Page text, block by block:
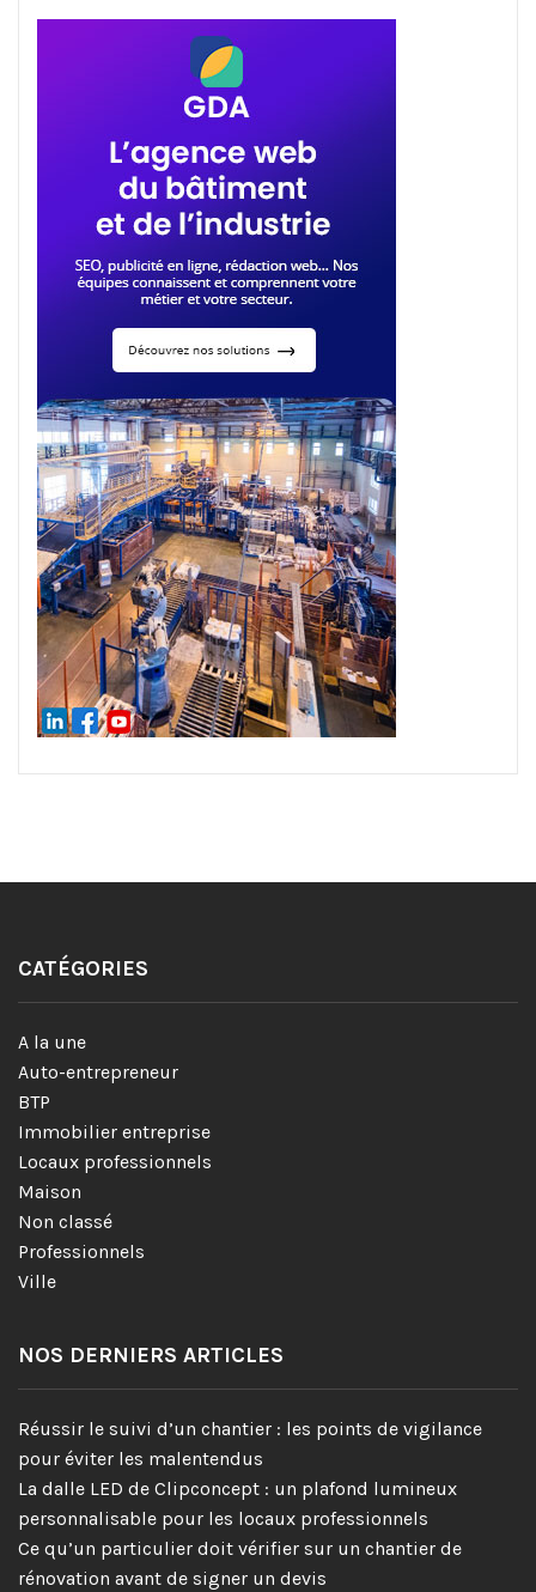
CATÉGORIES
A la une
Auto-entrepreneur
BTP
Immobilier entreprise
Locaux professionnels
Maison
Non classé
Professionnels
Ville
NOS DERNIERS ARTICLES
Réussir le suivi d’un chantier : les points de vigilance
pour éviter les malentendus
La dalle LED de Clipconcept : un plafond lumineux
personnalisable pour les locaux professionnels
Ce qu’un particulier doit vérifier sur un chantier de
rénovation avant de signer un devis